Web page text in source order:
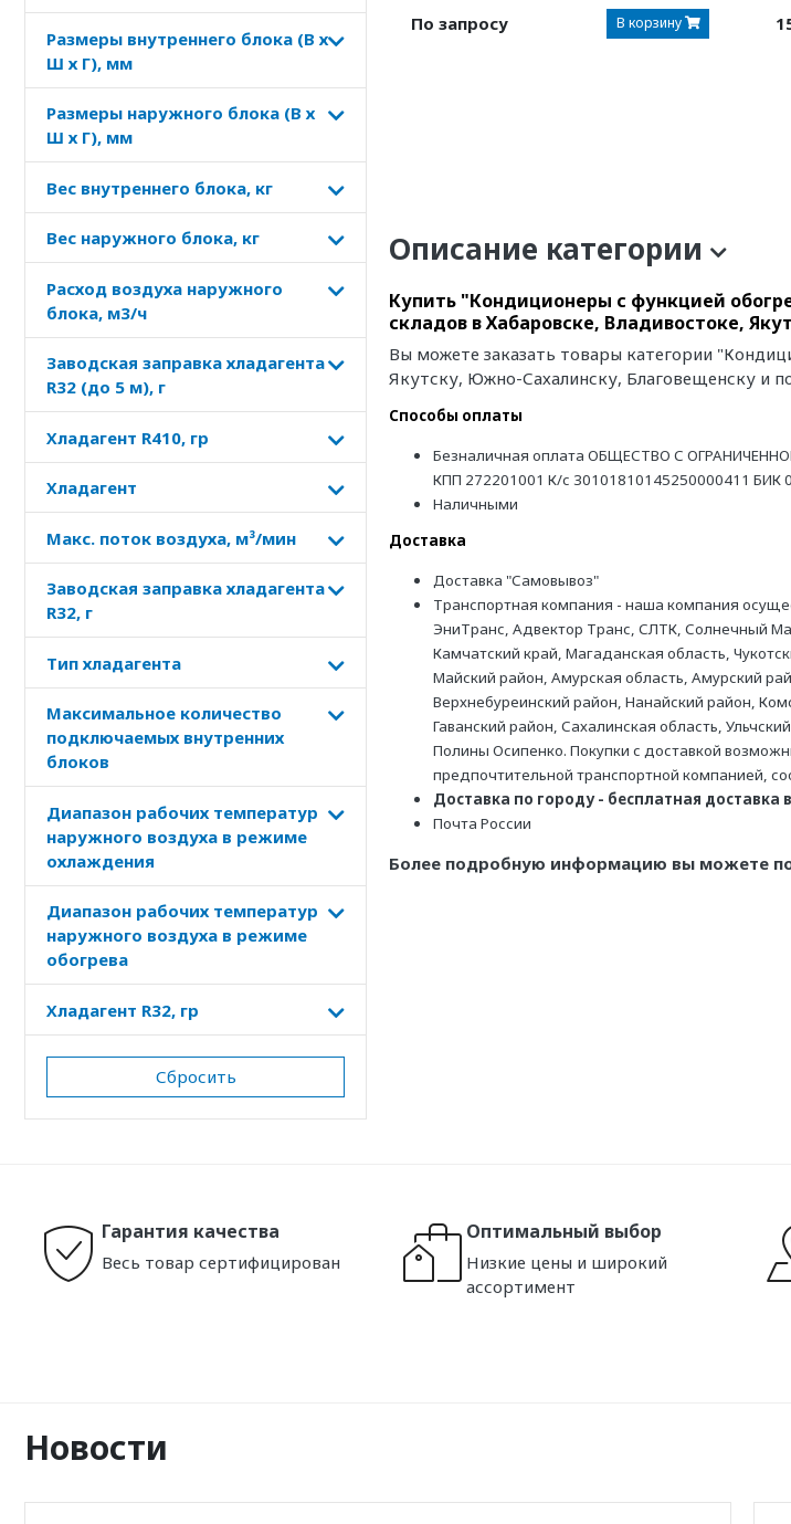
Размеры внутреннего блока (В х
Ш х Г), мм
Размеры наружного блока (В х
Ш х Г), мм
Вес внутреннего блока, кг
Вес наружного блока, кг
Расход воздуха наружного
блока, м3/ч
Заводская заправка хладагента
R32 (до 5 м), г
Хладагент R410, гр
Хладагент
Макс. поток воздуха, м³/мин
Заводская заправка хладагента
R32, г
Тип хладагента
Максимальное количество
подключаемых внутренних
блоков
Диапазон рабочих температур
наружного воздуха в режиме
охлаждения
Диапазон рабочих температур
наружного воздуха в режиме
обогрева
Хладагент R32, гр
Сбросить
По запросу
В корзину
Описание категории
Купить "Кондиционеры с функцией
складов в Хабаровске, Владивостоке,
Вы можете заказать товары категории
Якутску, Южно-Сахалинску, Благовещенску и
Способы оплаты
Безналичная оплата ОБЩЕСТВО С
КПП 272201001 К/с 30101810145250000411 БИК
Наличными
Доставка
Доставка "Самовывоз"
Транспортная компания - наша компания
ЭниТранс, Адвектор Транс, СЛТК, Солнечный
Камчатский край, Магаданская область,
Майский район, Амурская область, Амурский
Верхнебуреинский район, Нанайский район,
Гаванский район, Сахалинская область,
Полины Осипенко. Покупки с доставкой
предпочтительной транспортной компанией,
Доставка по городу - бесплатная доставка
Почта России
Более подробную информацию вы можете
Гарантия качества
Весь товар сертифицирован
Оптимальный выбор
Низкие цены и широкий
ассортимент
Новости